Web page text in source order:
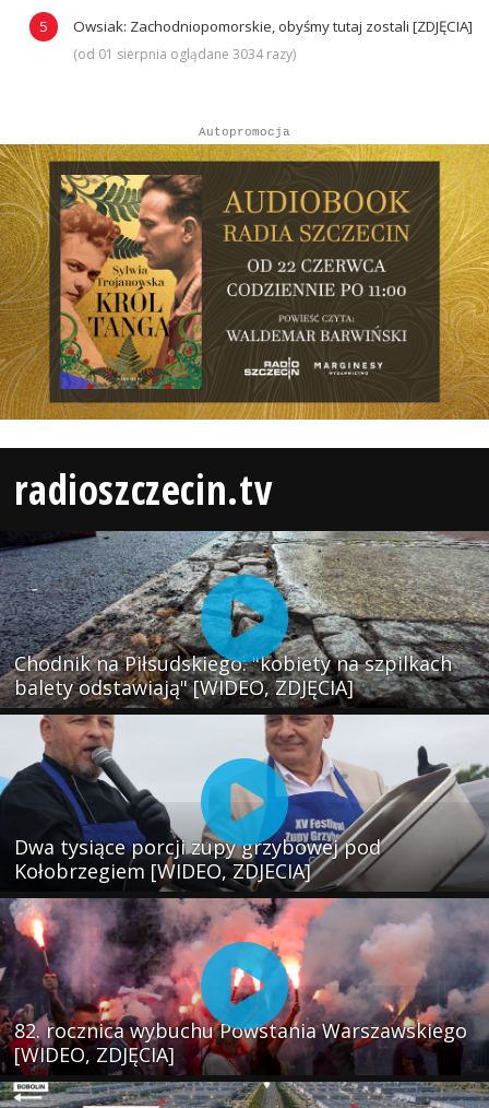
Owsiak: Zachodniopomorskie, obyśmy tutaj zostali [ZDJĘCIA]
(od 01 sierpnia oglądane 3034 razy)
Autopromocja
radioszczecin.tv
Chodnik na Piłsudskiego: "kobiety na szpilkach
balety odstawiają" [WIDEO, ZDJĘCIA]
Dwa tysiące porcji zupy grzybowej pod
Kołobrzegiem [WIDEO, ZDJECIA]
82. rocznica wybuchu Powstania Warszawskiego
[WIDEO, ZDJĘCIA]